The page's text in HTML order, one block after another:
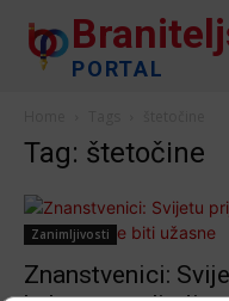
PORTAL
Tag: štetočine
Zanimljivosti
Znanstvenici: